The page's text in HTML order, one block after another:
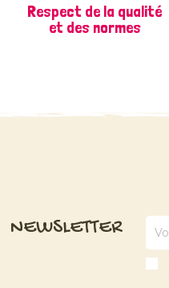
Respect de la qualité
et des normes
NEWSLETTER